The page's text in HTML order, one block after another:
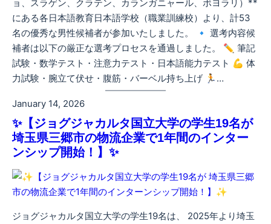
ョ、スラゲン、クラテン、カランガニャール、ボヨラリ）**
にある各日本語教育日本語学校（職業訓練校）より、計53
名の優秀な男性候補者が参加いたしました。 🔹 選考内容候
補者は以下の厳正な選考プロセスを通過しました。 ✏️ 筆記
試験・数学テスト・注意力テスト・日本語能力テスト 💪 体
力試験・腕立て伏せ・腹筋・バーベル持ち上げ 🏃…
January 14, 2026
✨【ジョグジャカルタ国立大学の学生19名が
埼玉県三郷市の物流企業で1年間のインター
ンシップ開始！】✨
ジョグジャカルタ国立大学の学生19名は、 2025年より埼玉